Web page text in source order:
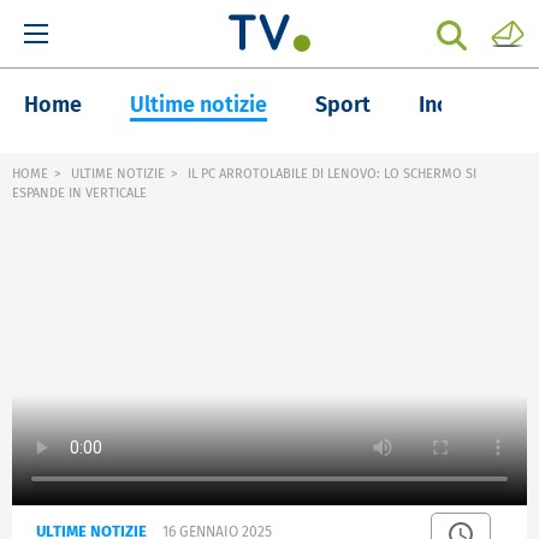
Home Ultime notizie Sport Inchieste
HOME ULTIME NOTIZIE
IL PC ARROTOLABILE DI LENOVO: LO SCHERMO SI
ESPANDE IN VERTICALE
ULTIME NOTIZIE 16 GENNAIO 2025